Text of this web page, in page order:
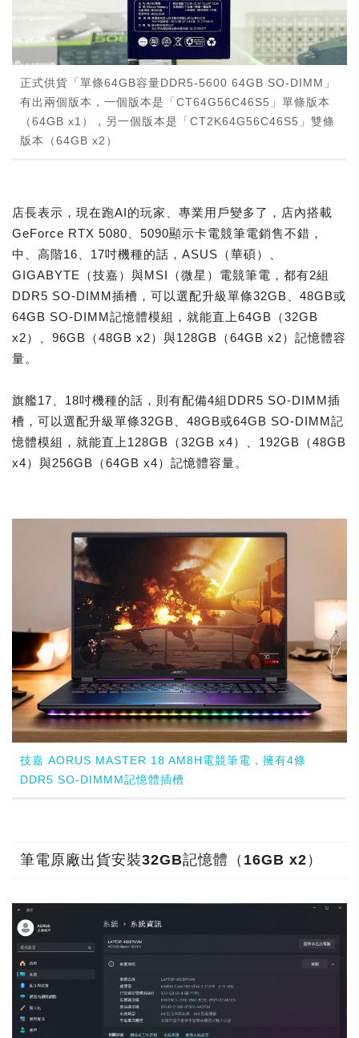
正式供貨「單條64GB容量DDR5-5600 64GB SO-DIMM」
有出兩個版本，一個版本是「CT64G56C46S5」單條版本
（64GB x1），另一個版本是「CT2K64G56C46S5」雙條
版本（64GB x2）
店長表示，現在跑AI的玩家、專業用戶變多了，店內搭載
GeForce RTX 5080、5090顯示卡電競筆電銷售不錯，
中、高階16、17吋機種的話，ASUS（華碩）、
GIGABYTE（技嘉）與MSI（微星）電競筆電，都有2組
DDR5 SO-DIMM插槽，可以選配升級單條32GB、48GB或
64GB SO-DIMM記憶體模組，就能直上64GB（32GB
x2）、96GB（48GB x2）與128GB（64GB x2）記憶體容
量。
旗艦17、18吋機種的話，則有配備4組DDR5 SO-DIMM插
槽，可以選配升級單條32GB、48GB或64GB SO-DIMM記
憶體模組，就能直上128GB（32GB x4）、192GB（48GB
x4）與256GB（64GB x4）記憶體容量。
技嘉 AORUS MASTER 18 AM8H電競筆電，擁有4條
DDR5 SO-DIMMM記憶體插槽
筆電原廠出貨安裝32GB記憶體（16GB x2）